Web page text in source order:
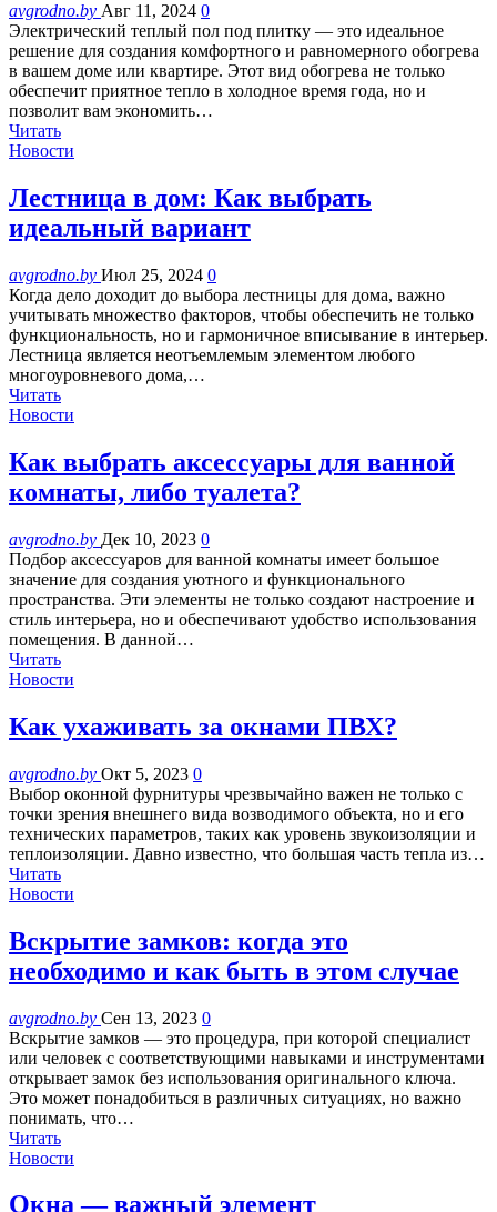
avgrodno.by Авг 11, 2024 0
Электрический теплый пол под плитку — это идеальное
решение для создания комфортного и равномерного обогрева
в вашем доме или квартире. Этот вид обогрева не только
обеспечит приятное тепло в холодное время года, но и
позволит вам экономить…
Читать
Новости
Лестница в дом: Как выбрать
идеальный вариант
avgrodno.by Июл 25, 2024 0
Когда дело доходит до выбора лестницы для дома, важно
учитывать множество факторов, чтобы обеспечить не только
функциональность, но и гармоничное вписывание в интерьер.
Лестница является неотъемлемым элементом любого
многоуровневого дома,…
Читать
Новости
Как выбрать аксессуары для ванной
комнаты, либо туалета?
avgrodno.by Дек 10, 2023 0
Подбор аксессуаров для ванной комнаты имеет большое
значение для создания уютного и функционального
пространства. Эти элементы не только создают настроение и
стиль интерьера, но и обеспечивают удобство использования
помещения. В данной…
Читать
Новости
Как ухаживать за окнами ПВХ?
avgrodno.by Окт 5, 2023 0
Выбор оконной фурнитуры чрезвычайно важен не только с
точки зрения внешнего вида возводимого объекта, но и его
технических параметров, таких как уровень звукоизоляции и
теплоизоляции. Давно известно, что большая часть тепла из…
Читать
Новости
Вскрытие замков: когда это
необходимо и как быть в этом случае
avgrodno.by Сен 13, 2023 0
Вскрытие замков — это процедура, при которой специалист
или человек с соответствующими навыками и инструментами
открывает замок без использования оригинального ключа.
Это может понадобиться в различных ситуациях, но важно
понимать, что…
Читать
Новости
Окна — важный элемент